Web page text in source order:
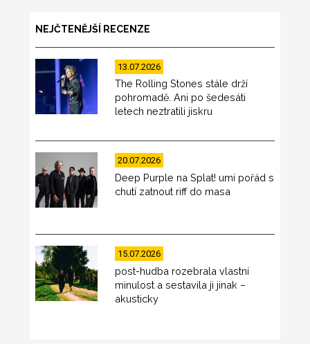
NEJČTENĚJŠÍ RECENZE
13.07.2026
The Rolling Stones stále drží
pohromadě. Ani po šedesáti
letech neztratili jiskru
20.07.2026
Deep Purple na Splat! umí pořád s
chutí zatnout riff do masa
15.07.2026
post-hudba rozebrala vlastní
minulost a sestavila ji jinak –
akusticky